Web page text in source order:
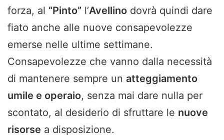
forza, al “Pinto” l’Avellino dovrà quindi dare
fiato anche alle nuove consapevolezze
emerse nelle ultime settimane.
Consapevolezze che vanno dalla necessità
di mantenere sempre un atteggiamento
umile e operaio, senza mai dare nulla per
scontato, al desiderio di sfruttare le nuove
risorse a disposizione.